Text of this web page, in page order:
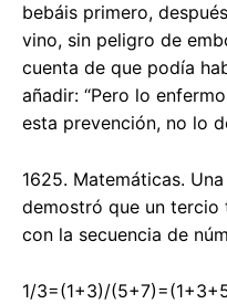
bebáis primero,
vino, sin peligro de
cuenta de que podía
añadir: “Pero lo
esta prevención, no lo
1625. Matemáticas.
demostró que un tercio
con la secuencia de
1/3=(1+3)/